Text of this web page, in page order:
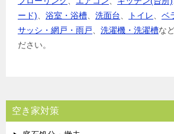
ード)
浴室・浴槽 洗面台 トイレ ベ
サッシ・網戸・雨戸
洗濯機・洗濯槽な
ださい。
空き家対策